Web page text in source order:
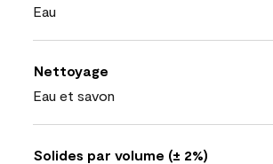
Eau
Nettoyage
Eau et savon
Solides par volume (± 2%)